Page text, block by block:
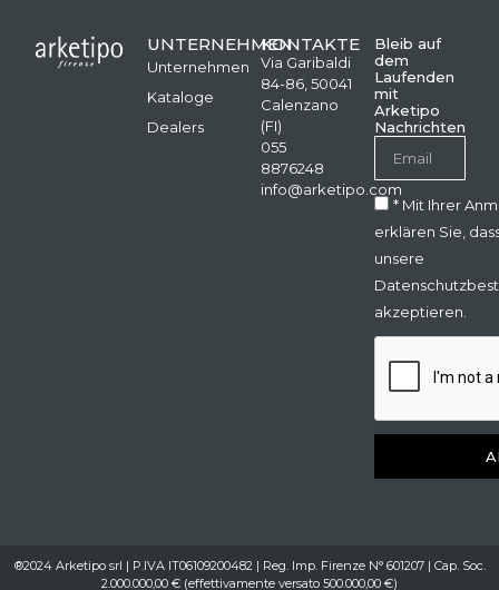
UNTERNEHMEN
Unternehmen
Kataloge
Dealers
KONTAKTE
Via Garibaldi
84-86, 50041
Calenzano
(FI)
055
8876248
info@arketipo.com
Bleib auf
dem
Laufenden
mit
Arketipo
Nachrichten
* Mit Ihrer
erklären Sie,
unsere
akzeptieren.
®2024 Arketipo srl | P.IVA IT06109200482 | Reg. Imp. Firenze N° 601207 | Cap. Soc.
2.000.000,00 € (effettivamente versato 500.000,00 €)